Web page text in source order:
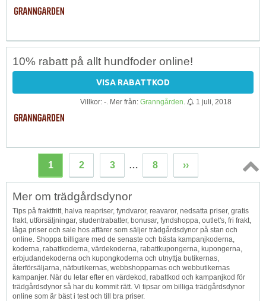
10% rabatt på allt hundfoder online!
VISA RABATTKOD
Villkor: -. Mer från: Granngården 1 juli, 2018
1 2 3 … 8 ››
Topp
Mer om trädgårdsdynor
Tips på fraktfritt, halva reapriser, fyndvaror, reavaror, nedsatta priser, gratis
frakt, utförsäljningar, studentrabatter, bonusar, fyndshoppa, outlet's, fri frakt,
låga priser och sale hos affärer som säljer trädgårdsdynor på stan och
online. Shoppa billigare med de senaste och bästa kampanjkoderna,
koderna, rabattkoderna, värdekoderna, rabattkupongerna, kupongerna,
erbjudandekoderna och kupongkoderna och utnyttja butikernas,
återförsäljarna, nätbutikernas, webbshopparnas och webbutikernas
kampanjer. När du letar efter en värdekod, rabattkod och kampanjkod för
trädgårdsdynor så har du kommit rätt. Vi tipsar om billiga trädgårdsdynor
online som är bäst i test och till bra priser.